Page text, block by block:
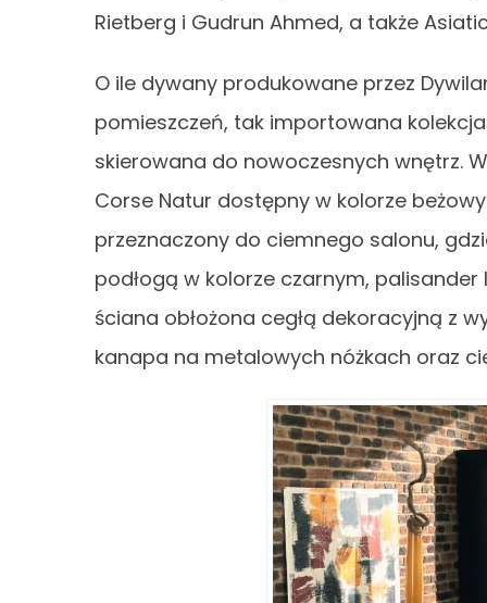
Rietberg i Gudrun Ahmed, a także
O ile dywany produkowane przez
pomieszczeń, tak importowana
skierowana do nowoczesnych wnętrz.
Corse Natur dostępny w kolorze
przeznaczony do ciemnego salonu,
podłogą w kolorze czarnym,
ściana obłożona cegłą dekoracyjną z
kanapa na metalowych nóżkach oraz